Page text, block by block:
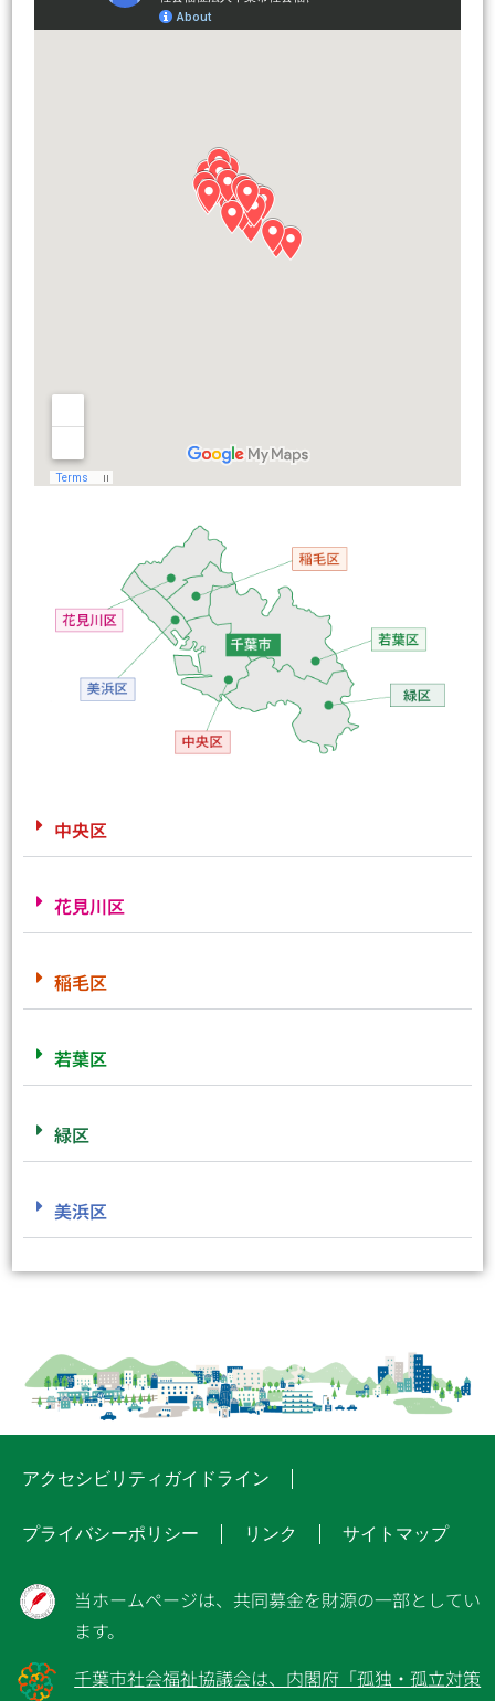
中央区
花見川区
稲毛区
若葉区
緑区
美浜区
アクセシビリティガイドライン
プライバシーポリシー リンク サイトマップ
当ホームページは、共同募金を財源の一部としてい
ます。
千葉市社会福祉協議会は、内閣府「孤独・孤立対策